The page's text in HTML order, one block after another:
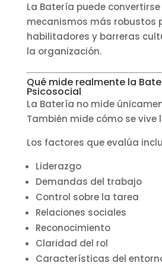
La Batería puede
mecanismos más robustos
habilitadores y barreras
la organización.
Qué mide realmente la
Psicosocial
La Batería no mide
También mide cómo se vive
Los factores que evalúa
Liderazgo
Demandas del trabajo
Control sobre la tarea
Relaciones sociales
Reconocimiento
Claridad del rol
Características del